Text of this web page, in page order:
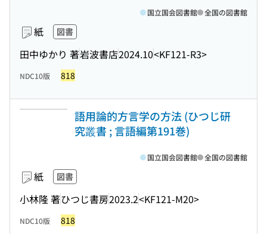
紙 図書
田中ゆかり 著岩波書店2024.10<KF121-R3>
国立国会図書館 全国の図書館
NDC10版 818
語用論的方言学の方法 (ひつじ研
究叢書 ; 言語編第191巻)
紙 図書
小林隆 著ひつじ書房2023.2<KF121-M20>
国立国会図書館 全国の図書館
NDC10版 818